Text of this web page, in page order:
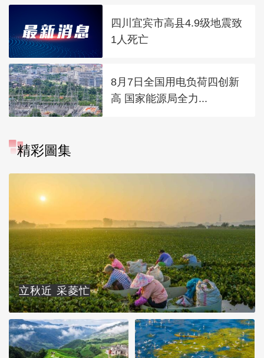
四川宜宾市高县4.9级地震致
1人死亡
8月7日全国用电负荷四创新
高 国家能源局全力...
精彩圖集
立秋近 采菱忙